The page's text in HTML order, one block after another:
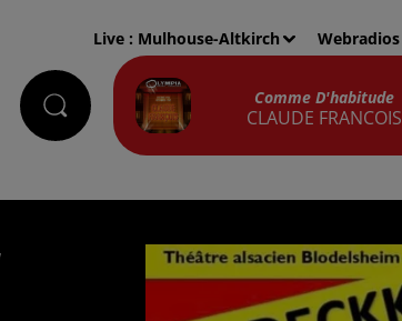
Live : Mulhouse-Altkirch Webradios
Comme D'habitude
CLAUDE FRANCOIS